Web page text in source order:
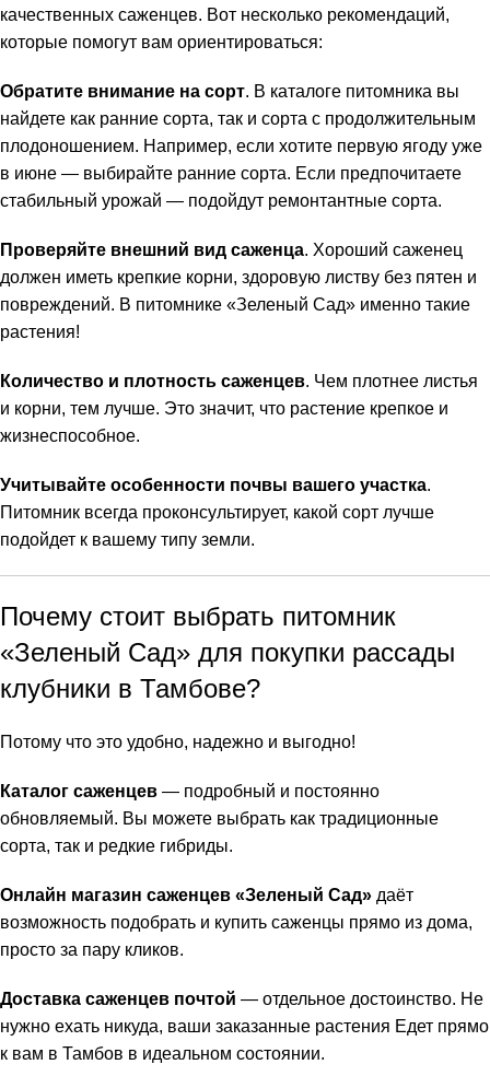
качественных саженцев. Вот несколько рекомендаций,
которые помогут вам ориентироваться:
Обратите внимание на сорт. В каталоге питомника вы
найдете как ранние сорта, так и сорта с продолжительным
плодоношением. Например, если хотите первую ягоду уже
в июне — выбирайте ранние сорта. Если предпочитаете
стабильный урожай — подойдут ремонтантные сорта.
Проверяйте внешний вид саженца. Хороший саженец
должен иметь крепкие корни, здоровую листву без пятен и
повреждений. В питомнике «Зеленый Сад» именно такие
растения!
Количество и плотность саженцев. Чем плотнее листья
и корни, тем лучше. Это значит, что растение крепкое и
жизнеспособное.
Учитывайте особенности почвы вашего участка.
Питомник всегда проконсультирует, какой сорт лучше
подойдет к вашему типу земли.
Почему стоит выбрать питомник
«Зеленый Сад» для покупки рассады
клубники в Тамбове?
Потому что это удобно, надежно и выгодно!
Каталог саженцев — подробный и постоянно
обновляемый. Вы можете выбрать как традиционные
сорта, так и редкие гибриды.
Онлайн магазин саженцев «Зеленый Сад» даёт
возможность подобрать и купить саженцы прямо из дома,
просто за пару кликов.
Доставка саженцев почтой — отдельное достоинство. Не
нужно ехать никуда, ваши заказанные растения Едет прямо
к вам в Тамбов в идеальном состоянии.